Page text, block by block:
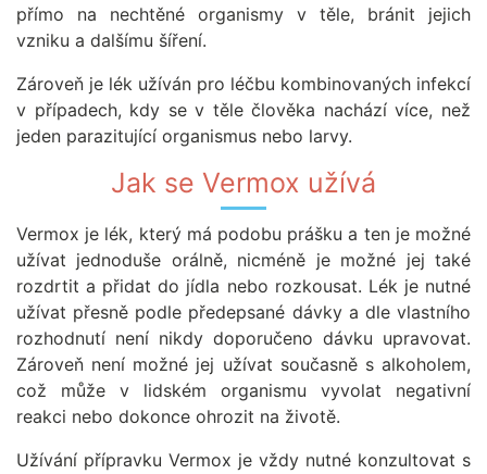
přímo na nechtěné organismy v těle, bránit jejich
vzniku a dalšímu šíření.
Zároveň je lék užíván pro léčbu kombinovaných infekcí
v případech, kdy se v těle člověka nachází více, než
jeden parazitující organismus nebo larvy.
Jak se Vermox užívá
Vermox je lék, který má podobu prášku a ten je možné
užívat jednoduše orálně, nicméně je možné jej také
rozdrtit a přidat do jídla nebo rozkousat. Lék je nutné
užívat přesně podle předepsané dávky a dle vlastního
rozhodnutí není nikdy doporučeno dávku upravovat.
Zároveň není možné jej užívat současně s alkoholem,
což může v lidském organismu vyvolat negativní
reakci nebo dokonce ohrozit na životě.
Užívání přípravku Vermox je vždy nutné konzultovat s